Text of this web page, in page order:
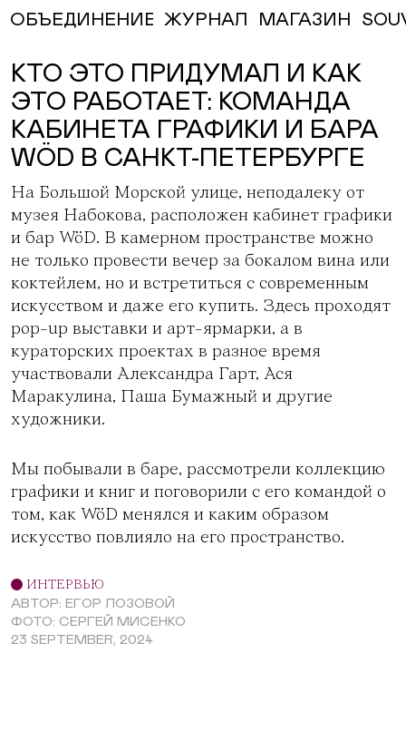
ОБЪЕДИНЕНИЕ ЖУРНАЛ МАГАЗИН
КТО ЭТО ПРИДУМАЛ И КАК
ЭТО РАБОТАЕТ: КОМАНДА
КАБИНЕТА ГРАФИКИ И БАРА
WÖD В САНКТ-ПЕТЕРБУРГЕ
ИНТЕРВЬЮ
АВТОР: ЕГОР ЛОЗОВОЙ
ФОТО: СЕРГЕЙ МИСЕНКО
23 SEPTEMBER, 2024
На Большой Морской улице, неподалеку от
музея Набокова, расположен кабинет графики
и бар WöD. В камерном пространстве можно
не только провести вечер за бокалом вина или
коктейлем, но и встретиться с современным
искусством и даже его купить. Здесь проходят
pop-up выставки и арт-ярмарки, а в
кураторских проектах в разное время
участвовали Александра Гарт, Ася
Маракулина, Паша Бумажный и другие
художники.
Мы побывали в баре, рассмотрели коллекцию
графики и книг и поговорили с его командой о
том, как WöD менялся и каким образом
искусство повлияло на его пространство.